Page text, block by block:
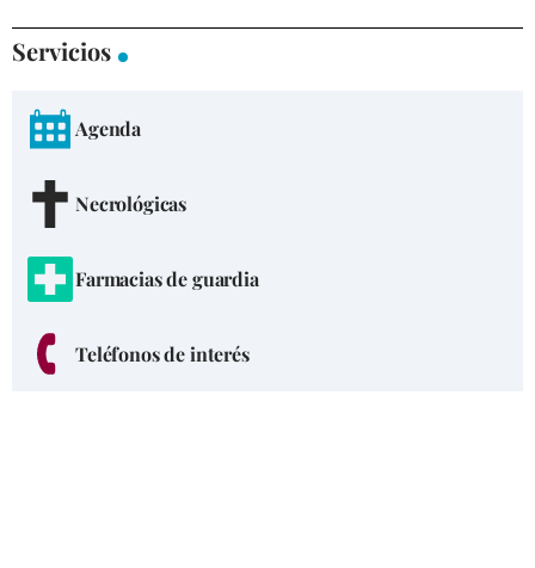
Servicios
Agenda
Necrológicas
Farmacias de guardia
Teléfonos de interés